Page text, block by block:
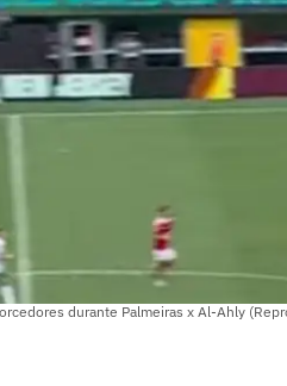
durante Palmeiras x Al-Ahly